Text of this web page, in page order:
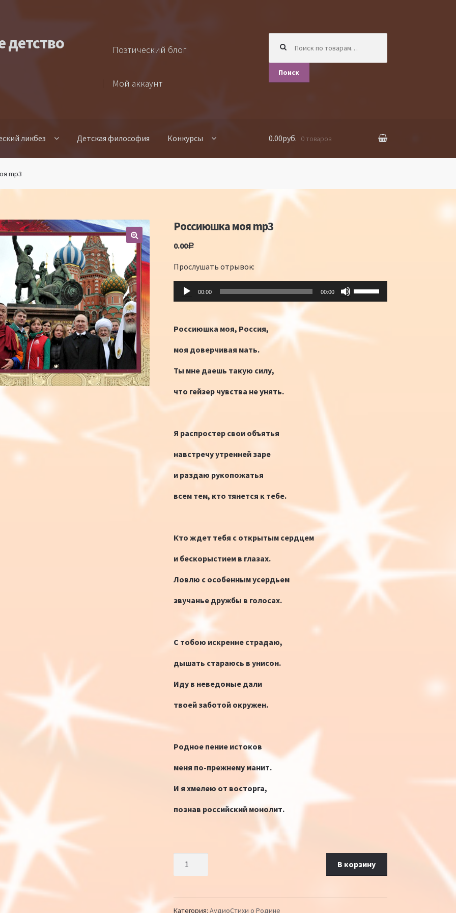
детство Поэтический блог
Мой аккаунт
Поиск
ликбез Детская философия Конкурсы 0.00руб. 0 товаров
mp3
Россиюшка моя mp3
0.00Р
Прослушать отрывок:
Аудиоплеер
00:00 00:00
клавиши
Россиюшка моя, Россия,
моя доверчивая мать.
Ты мне даешь такую силу,
что гейзер чувства не унять.
Я распростер свои объятья
навстречу утренней заре
и раздаю рукопожатья
всем тем, кто тянется к тебе.
Кто ждет тебя с открытым сердцем
и бескорыстием в глазах.
Ловлю с особенным усердьем
звучанье дружбы в голосах.
С тобою искренне страдаю,
дышать стараюсь в унисон.
Иду в неведомые дали
твоей заботой окружен.
Родное пение истоков
меня по-прежнему манит.
И я хмелею от восторга,
познав российский монолит.
Количество Россиюшка моя mp3 В корзину
Категория: АудиоСтихи о Родине